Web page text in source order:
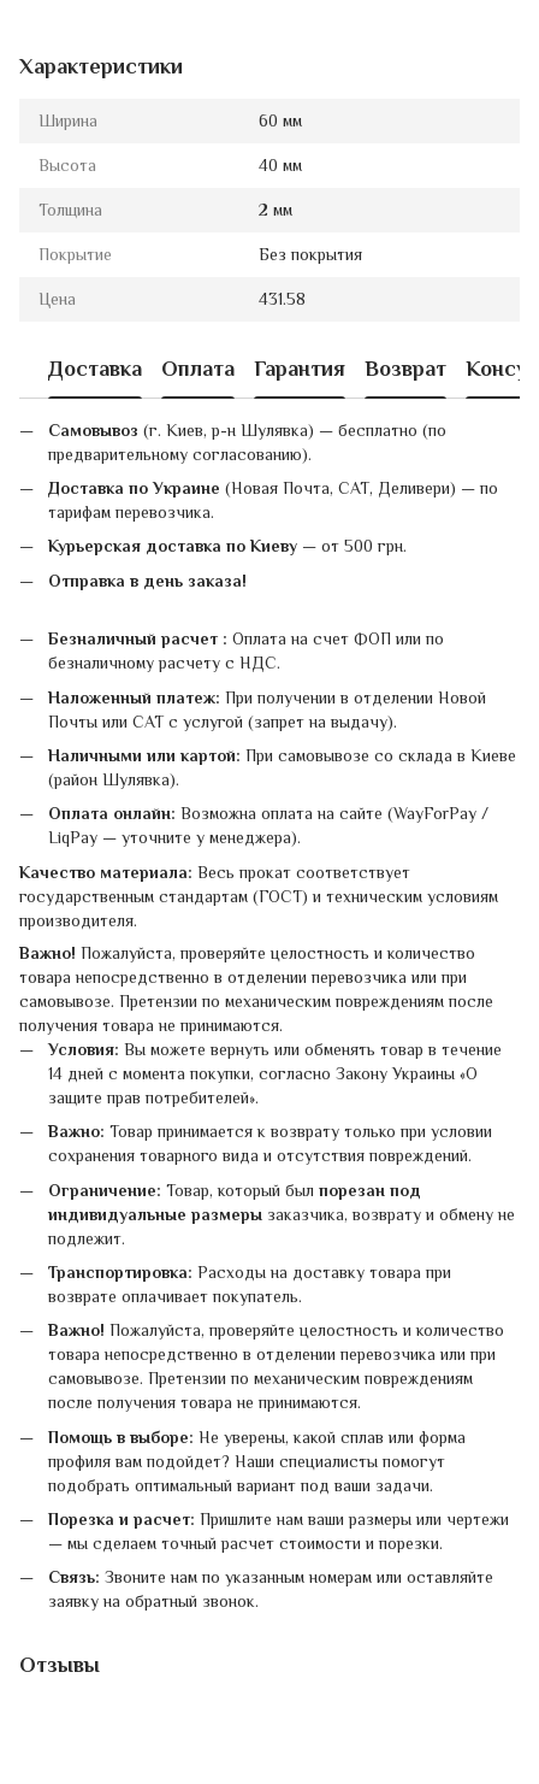
Характеристики
Ширина 60 мм
Высота 40 мм
Толщина 2 мм
Покрытие Без покрытия
Цена 431.58
Доставка Оплата Гарантия Возврат
Самовывоз (г. Киев, р-н Шулявка) — бесплатно (по
предварительному согласованию).
Доставка по Украине (Новая Почта, САТ, Деливери) — по
тарифам перевозчика.
Курьерская доставка по Киеву — от 500 грн.
Отправка в день заказа!
Безналичный расчет : Оплата на счет ФОП или по
безналичному расчету с НДС.
Наложенный платеж: При получении в отделении Новой
Почты или САТ с услугой (запрет на выдачу).
Наличными или картой: При самовывозе со склада в Киеве
(район Шулявка).
Оплата онлайн: Возможна оплата на сайте (WayForPay /
LiqPay — уточните у менеджера).
Качество материала: Весь прокат соответствует
государственным стандартам (ГОСТ) и техническим условиям
производителя.
Важно! Пожалуйста, проверяйте целостность и количество
товара непосредственно в отделении перевозчика или при
самовывозе. Претензии по механическим повреждениям после
получения товара не принимаются.
Условия: Вы можете вернуть или обменять товар в течение
14 дней с момента покупки, согласно Закону Украины «О
защите прав потребителей».
Важно: Товар принимается к возврату только при условии
сохранения товарного вида и отсутствия повреждений.
Ограничение: Товар, который был порезан под
индивидуальные размеры заказчика, возврату и обмену не
подлежит.
Транспортировка: Расходы на доставку товара при
возврате оплачивает покупатель.
Важно! Пожалуйста, проверяйте целостность и количество
товара непосредственно в отделении перевозчика или при
самовывозе. Претензии по механическим повреждениям
после получения товара не принимаются.
Помощь в выборе: Не уверены, какой сплав или форма
профиля вам подойдет? Наши специалисты помогут
подобрать оптимальный вариант под ваши задачи.
Порезка и расчет: Пришлите нам ваши размеры или чертежи
— мы сделаем точный расчет стоимости и порезки.
Связь: Звоните нам по указанным номерам или оставляйте
заявку на обратный звонок.
Отзывы